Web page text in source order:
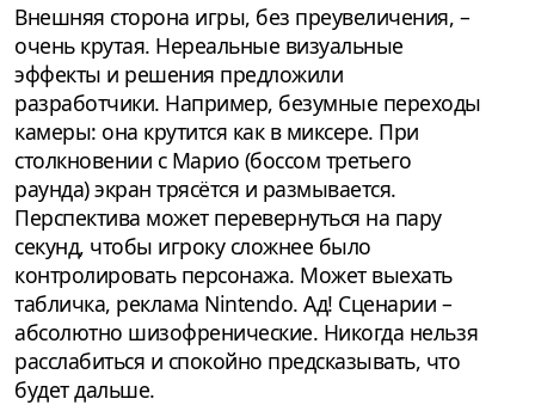
Внешняя сторона игры, без преувеличения, –
очень крутая. Нереальные визуальные
эффекты и решения предложили
разработчики. Например, безумные переходы
камеры: она крутится как в миксере. При
столкновении с Марио (боссом третьего
раунда) экран трясётся и размывается.
Перспектива может перевернуться на пару
секунд, чтобы игроку сложнее было
контролировать персонажа. Может выехать
табличка, реклама Nintendo. Ад! Сценарии –
абсолютно шизофренические. Никогда нельзя
расслабиться и спокойно предсказывать, что
будет дальше.